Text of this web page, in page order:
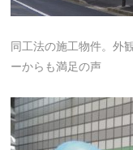
同工法の施工物件。外
ーからも満足の声